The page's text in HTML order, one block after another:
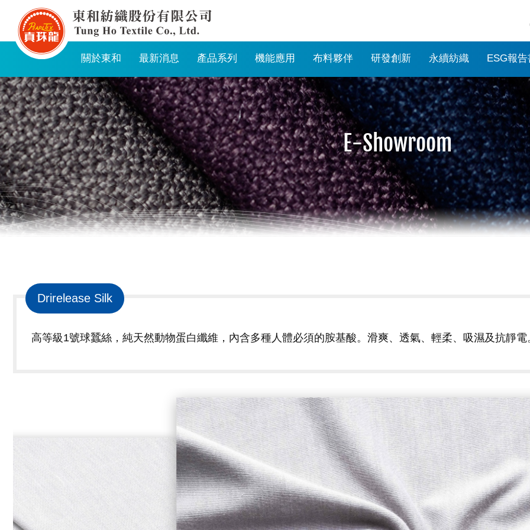
東
和
紡
織
股
份
有
限
公
司
麻
豆
關於東和 最新消息 產品系列 機能應用 布料夥伴 研發創新 永續紡織 ESG報告
E-Showroom
Drirelease Silk
高等級1號球蠶絲，純天然動物蛋白纖維，內含多種人體必須的胺基酸。滑爽、透氣、輕柔、吸濕及抗靜電